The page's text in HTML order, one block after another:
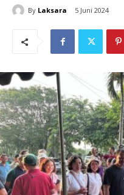
By Laksara 5 Juni 2024